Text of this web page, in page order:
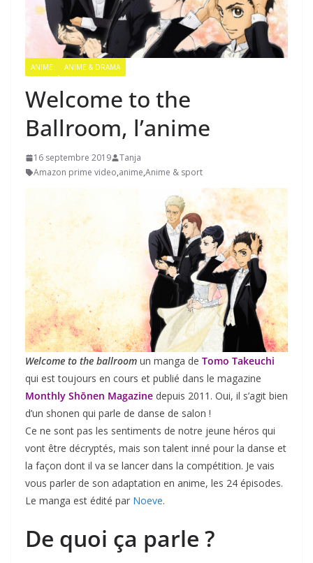
ANIME ANIME & DRAMA
Welcome to the
Ballroom, l’anime
16 septembre 2019
Tanja
Amazon prime video,anime,Anime & sport
Welcome to the ballroom un manga de Tomo Takeuchi
qui est toujours en cours et publié dans le magazine
Monthly Shōnen Magazine depuis 2011. Oui, il s’agit bien
d’un shonen qui parle de danse de salon !
Ce ne sont pas les sentiments de notre jeune héros qui
vont être décryptés, mais son talent inné pour la danse et
la façon dont il va se lancer dans la compétition. Je vais
vous parler de son adaptation en anime, les 24 épisodes.
Le manga est édité par Noeve.
De quoi ça parle ?